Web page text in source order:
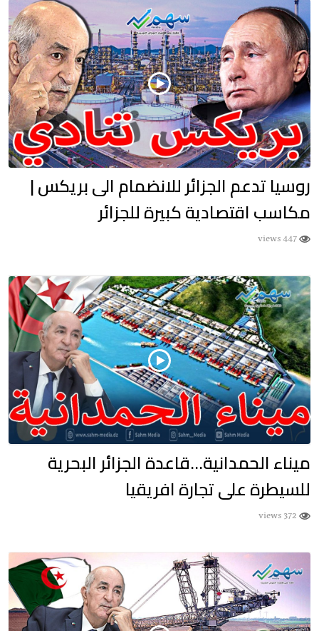
روسيا تدعم الجزائر للانضمام الى بريكس |
مكاسب اقتصادية كبيرة للجزائر
447 views
ميناء الحمدانية…قاعدة الجزائر البحرية
للسيطرة على تجارة افريقيا
372 views